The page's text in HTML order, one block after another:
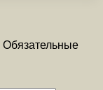
Обязательные